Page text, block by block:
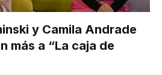
y Camila Andrade
más a “La caja de